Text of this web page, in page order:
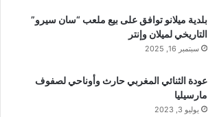
بلدية ميلانو توافق على بيع ملعب “سان سيرو”
التاريخي لميلان وإنتر
سبتمبر 16, 2025
عودة الثنائي المغربي حارث وأوناحي لصفوف
مارسيليا
يوليو 3, 2023